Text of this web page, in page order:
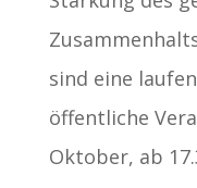
sind eine
öffentliche
Oktober, ab